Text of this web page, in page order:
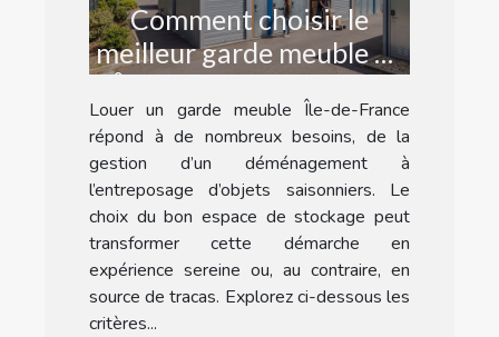
Comment choisir le
meilleur garde meuble en
Île-de-France pour vos
besoins ?
Louer un garde meuble Île-de-France
répond à de nombreux besoins, de la
gestion d’un déménagement à
l’entreposage d’objets saisonniers. Le
choix du bon espace de stockage peut
transformer cette démarche en
expérience sereine ou, au contraire, en
source de tracas. Explorez ci-dessous les
critères...